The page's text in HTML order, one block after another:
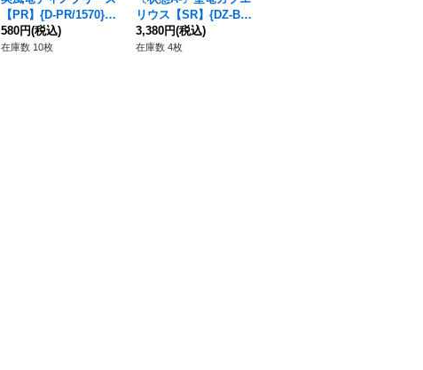
【PR】{D-PR/1570}
《ドラゴンエンパイ
ア》
580円(税込)
在庫数 10枚
リウス【SR】{DZ-BT
05/SR23}《ケテルサ
ンクチュアリ》
3,380円(税込)
在庫数 4枚